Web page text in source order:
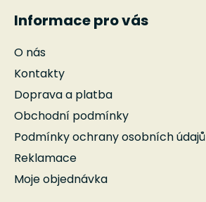
Informace pro vás
O nás
Kontakty
Doprava a platba
Obchodní podmínky
Podmínky ochrany osobních údajů
Reklamace
Moje objednávka